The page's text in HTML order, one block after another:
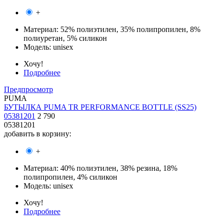
+
Материал: 52% полиэтилен, 35% полипропилен, 8%
полиуретан, 5% силикон
Модель: unisex
Хочу!
Подробнее
Предпросмотр
PUMA
БУТЫЛКА PUMA TR PERFORMANCE BOTTLE (SS25)
05381201 2 790
05381201
добавить в корзину:
+
Материал: 40% полиэтилен, 38% резина, 18%
полипропилен, 4% силикон
Модель: unisex
Хочу!
Подробнее